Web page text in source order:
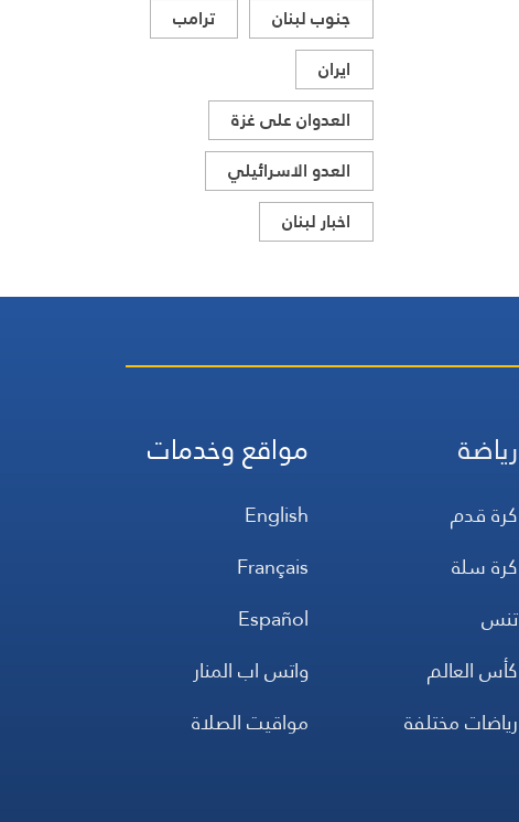
جنوب لبنان
ترامب
ايران
العدوان على غزة
العدو الاسرائيلي
اخبار لبنان
رياضة
كرة قدم
كرة سلة
تنس
كأس العالم
رياضات مختلفة
مواقع وخدمات
English
Français
Español
واتس اب المنار
مواقيت الصلاة